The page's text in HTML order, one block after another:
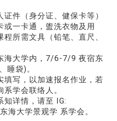
件（身分证、健保卡等）
或一卡通，盥洗衣物及用
所需文具（铅笔、直尺、
海大学内，7/6-7/9 夜宿东
睡袋)。
填写，以加速报名作业，若
学会联络人。
知详情，请至 IG:
海大学景观学 系学会。